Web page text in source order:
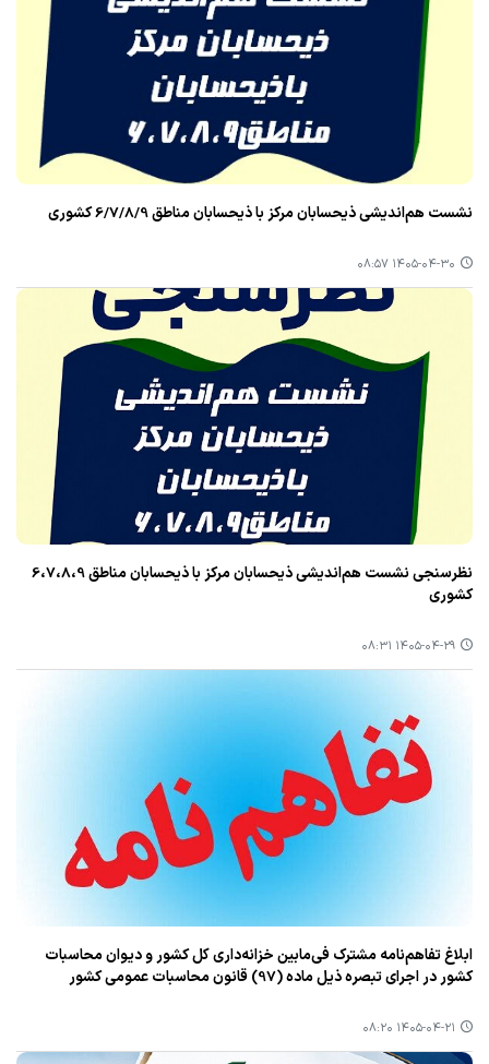
نشست هم‌اندیشی ذیحسابان مرکز با ذیحسابان مناطق 6/7/8/9 کشوری
۱۴۰۵-۰۴-۳۰ ۰۸:۵۷
نظرسنجی نشست هم‌اندیشی ذیحسابان مرکز با ذیحسابان مناطق 6،7،8،9
کشوری
۱۴۰۵-۰۴-۲۹ ۰۸:۳۱
ابلاغ تفاهم‌نامه مشترک فی‌مابین خزانه‌داری کل کشور و دیوان محاسبات
کشور در اجرای تبصره ذیل ماده (97) قانون محاسبات عمومی کشور
۱۴۰۵-۰۴-۲۱ ۰۸:۲۰